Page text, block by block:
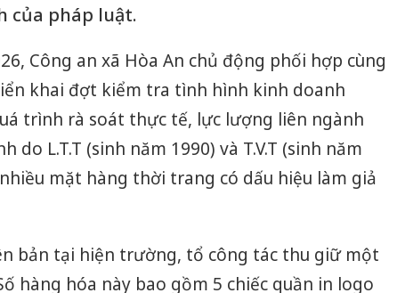
của pháp luật.
Công an xã Hòa An chủ động phối hợp cùng
khai đợt kiểm tra tình hình kinh doanh
trình rà soát thực tế, lực lượng liên ngành
do L.T.T (sinh năm 1990) và T.V.T (sinh năm
mặt hàng thời trang có dấu hiệu làm giả
bản tại hiện trường, tổ công tác thu giữ một
hàng hóa này bao gồm 5 chiếc quần in logo